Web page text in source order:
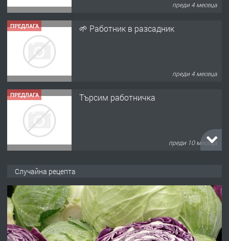
преди 4 месеца
ПРЕДЛАГА 🌱 Работник в разсадник
преди 4 месеца
ПРЕДЛАГА Търсим работничка
преди 10 месеца
преди 1 година
ПРЕДЛАГА Работа за общи работници
Случайна рецепта